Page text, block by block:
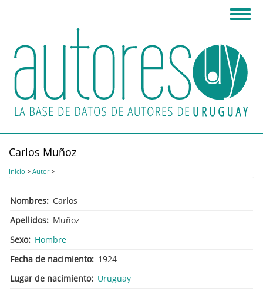
principal
Carlos Muñoz
Inicio > Autor>
Nombres
Carlos
Apellidos
Muñoz
Sexo
Hombre
Fecha de nacimiento
1924
Lugar de nacimiento
Uruguay